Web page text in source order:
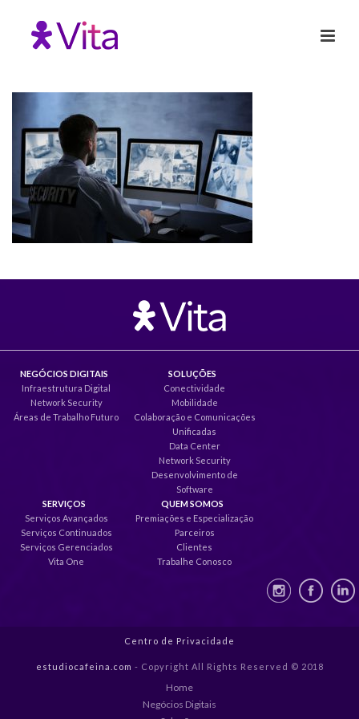
NEGÓCIOS DIGITAIS
Infraestrutura Digital
Network Security
Áreas de Trabalho Futuro
SOLUÇÕES
Conectividade
Mobilidade
Colaboração e Comunicações
Unificadas
Data Center
Network Security
Desenvolvimento de
Software
SERVIÇOS
Serviços Avançados
Serviços Continuados
Serviços Gerenciados
Vita One
QUEM SOMOS
Premiações e Especialização
Parceiros
Clientes
Trabalhe Conosco
Centro de Privacidade
estudiocafeina.com - Copyright All Rights Reserved © 2018
Home
Negócios Digitais